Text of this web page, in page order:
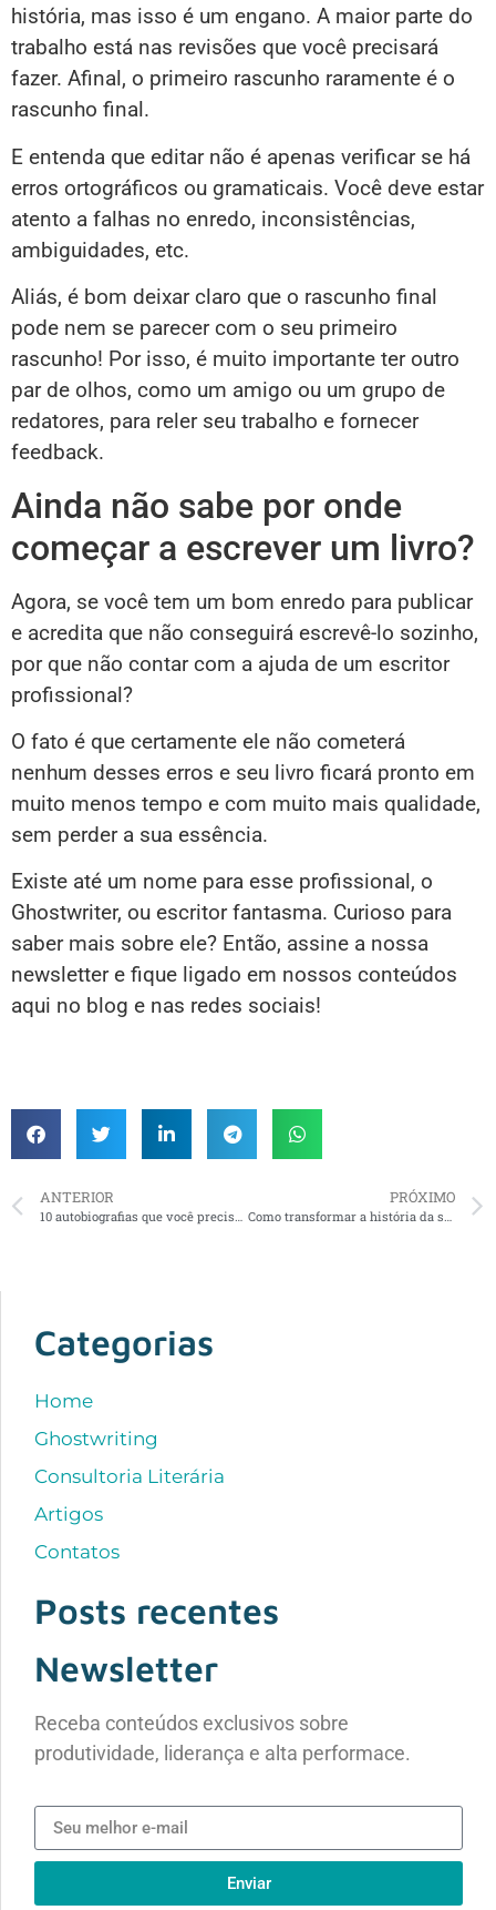
história, mas isso é um engano. A maior parte do
trabalho está nas revisões que você precisará
fazer. Afinal, o primeiro rascunho raramente é o
rascunho final.
E entenda que editar não é apenas verificar se há
erros ortográficos ou gramaticais. Você deve estar
atento a falhas no enredo, inconsistências,
ambiguidades, etc.
Aliás, é bom deixar claro que o rascunho final
pode nem se parecer com o seu primeiro
rascunho! Por isso, é muito importante ter outro
par de olhos, como um amigo ou um grupo de
redatores, para reler seu trabalho e fornecer
feedback.
Ainda não sabe por onde
começar a escrever um livro?
Agora, se você tem um bom enredo para publicar
e acredita que não conseguirá escrevê-lo sozinho,
por que não contar com a ajuda de um escritor
profissional?
O fato é que certamente ele não cometerá
nenhum desses erros e seu livro ficará pronto em
muito menos tempo e com muito mais qualidade,
sem perder a sua essência.
Existe até um nome para esse profissional, o
Ghostwriter, ou escritor fantasma. Curioso para
saber mais sobre ele? Então, assine a nossa
newsletter e fique ligado em nossos conteúdos
aqui no blog e nas redes sociais!
ANTERIOR PRÓXIMO
Categorias
Home
Ghostwriting
Consultoria Literária
Artigos
Contatos
Posts recentes
Newsletter
Receba conteúdos exclusivos sobre
produtividade, liderança e alta performace.
Enviar